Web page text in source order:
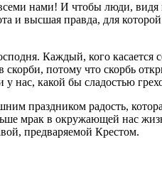
нами! И чтобы люди,
и высшая правда, для
Каждый, кого касается
скорби, потому что скорбь
у нас, какой бы сладостью
праздником радость,
мрак в окружающей нас
предваряемой Крестом.